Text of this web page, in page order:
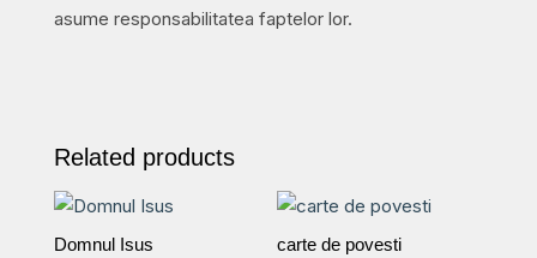
asume responsabilitatea faptelor lor.
Related products
Domnul Isus
carte de povesti